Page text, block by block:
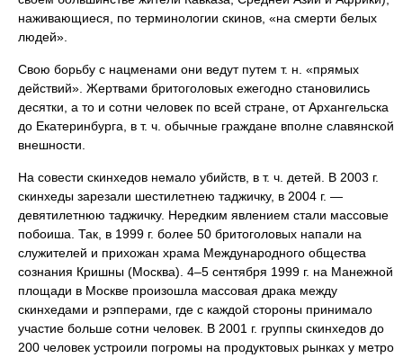
наживающиеся, по терминологии скинов, «на смерти белых
людей».
Свою борьбу с нацменами они ведут путем т. н. «прямых
действий». Жертвами бритоголовых ежегодно становились
десятки, а то и сотни человек по всей стране, от Архангельска
до Екатеринбурга, в т. ч. обычные граждане вполне славянской
внешности.
На совести скинхедов немало убийств, в т. ч. детей. В 2003 г.
скинхеды зарезали шестилетнею таджичку, в 2004 г. —
девятилетнюю таджичку. Нередким явлением стали массовые
побоиша. Так, в 1999 г. более 50 бритоголовых напали на
служителей и прихожан храма Международного общества
сознания Кришны (Москва). 4–5 сентября 1999 г. на Манежной
площади в Москве произошла массовая драка между
скинхедами и рэпперами, где с каждой стороны принимало
участие больше сотни человек. В 2001 г. группы скинхедов до
200 человек устроили погромы на продуктовых рынках у метро